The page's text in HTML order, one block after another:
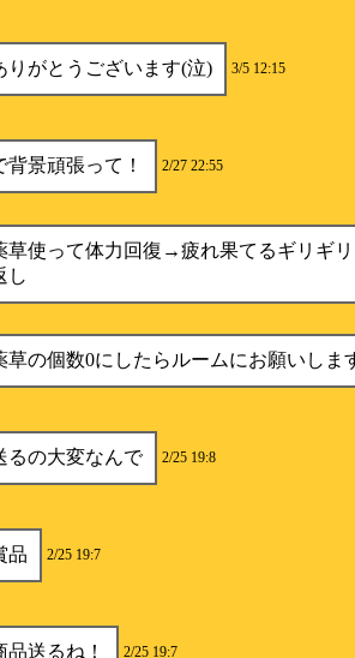
りがとうございます(泣) 3/5 12:15
背景頑張って！ 2/27 22:55
草使って体力回復→疲れ果てるギリギ
し
草の個数0にしたらルームにお願いしま
るの大変なんで 2/25 19:8
品 2/25 19:7
品送るね！ 2/25 19:7